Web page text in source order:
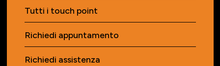
Tutti i touch point
Richiedi appuntamento
Richiedi assistenza